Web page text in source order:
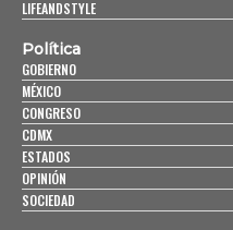
LIFEANDSTYLE
Política
GOBIERNO
MÉXICO
CONGRESO
CDMX
ESTADOS
OPINIÓN
SOCIEDAD